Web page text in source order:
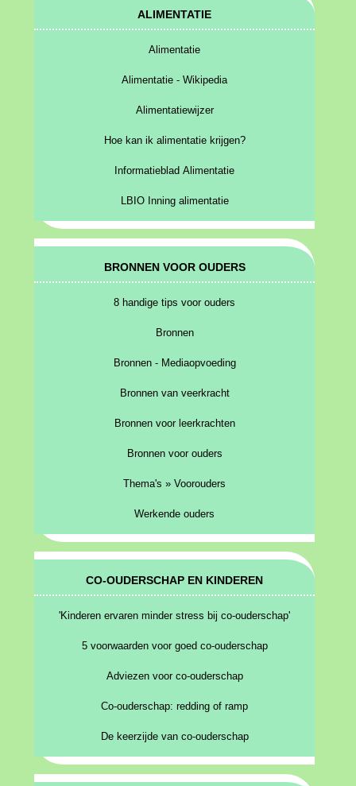
ALIMENTATIE
Alimentatie
Alimentatie - Wikipedia
Alimentatiewijzer
Hoe kan ik alimentatie krijgen?
Informatieblad Alimentatie
LBIO Inning alimentatie
BRONNEN VOOR OUDERS
8 handige tips voor ouders
Bronnen
Bronnen - Mediaopvoeding
Bronnen van veerkracht
Bronnen voor leerkrachten
Bronnen voor ouders
Thema's » Voorouders
Werkende ouders
CO-OUDERSCHAP EN KINDEREN
'Kinderen ervaren minder stress bij co-ouderschap'
5 voorwaarden voor goed co-ouderschap
Adviezen voor co-ouderschap
Co-ouderschap: redding of ramp
De keerzijde van co-ouderschap